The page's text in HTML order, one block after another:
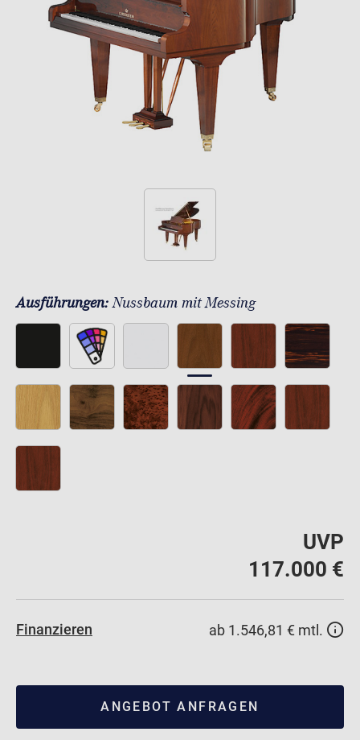
Ausführungen:Nussbaum mit Messing
UVP
117.000 €
Finanzieren ab 1.546,81 € mtl.
ANGEBOT ANFRAGEN